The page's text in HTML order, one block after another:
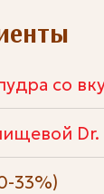
со
Dr.
33%)